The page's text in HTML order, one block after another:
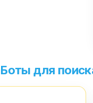
Боты для